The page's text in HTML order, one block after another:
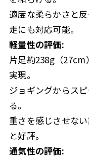
適度な柔らかさと
走にも対応可能。
軽量性の評価:
片足約238g（27cm
実現。
ジョギングからス
る。
重さを感じさせな
と好評。
通気性の評価: